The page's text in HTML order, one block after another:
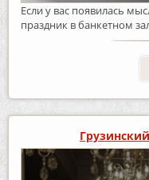
Если у вас появилась
праздник в банкетном